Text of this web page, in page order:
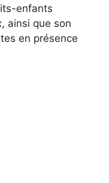
enfants
ainsi que son
en présence